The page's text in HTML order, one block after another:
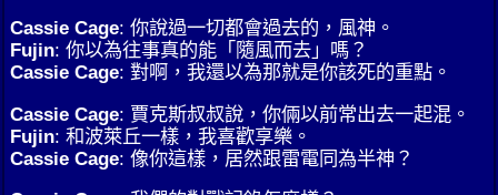
Cassie Cage: 你說過一切都會過去的，風神。
Fujin: 你以為往事真的能「隨風而去」嗎？
Cassie Cage: 對啊，我還以為那就是你該死的重點。
Cassie Cage: 賈克斯叔叔說，你倆以前常出去一起混。
Fujin: 和波萊丘一樣，我喜歡享樂。
Cassie Cage: 像你這樣，居然跟雷電同為半神？